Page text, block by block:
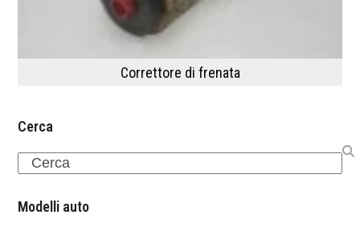
Correttore di frenata
Cerca
Search
Modelli auto